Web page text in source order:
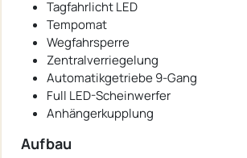
Tagfahrlicht LED
Tempomat
Wegfahrsperre
Zentralverriegelung
Automatikgetriebe 9-Gang
Full LED-Scheinwerfer
Anhängerkupplung
Aufbau